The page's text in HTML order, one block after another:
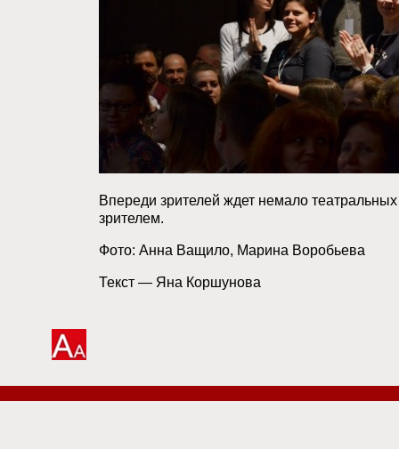
Впереди зрителей ждет немало
зрителем.
Фото: Анна Ващило, Марина Воробьева
Текст — Яна Коршунова